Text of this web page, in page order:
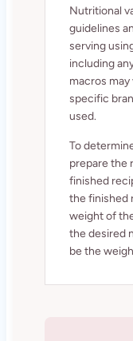
Nutritional
guidelines
serving
including
macros
specific
used.
To
prepare the
finished
the finished
weight of
the desired
be the